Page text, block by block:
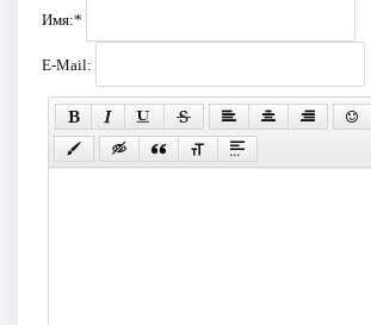
Имя:*
E-Mail: